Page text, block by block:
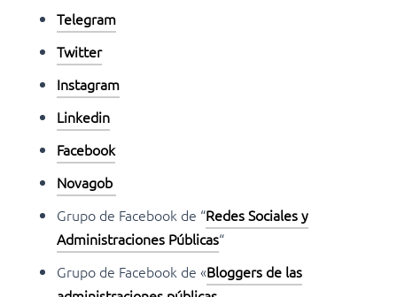
Telegram
Twitter
Instagram
Linkedin
Facebook
Novagob
Grupo de Facebook de “Redes Sociales y
Administraciones Públicas“
Grupo de Facebook de «Bloggers de las